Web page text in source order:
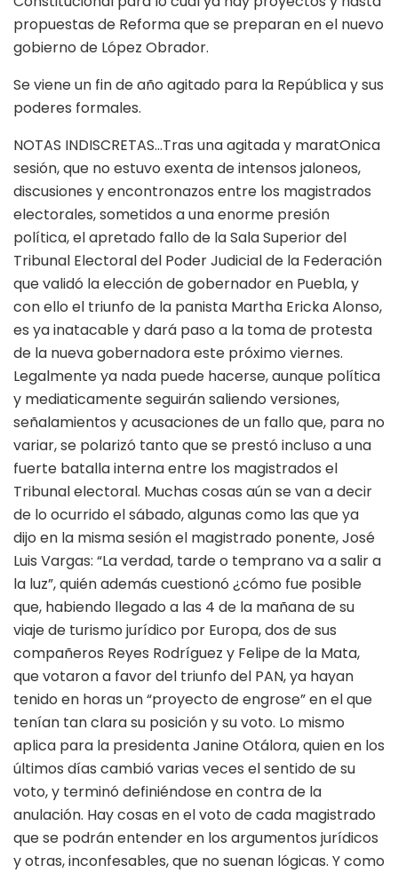
propuestas de Reforma que se preparan en el nuevo
gobierno de López Obrador.
Se viene un fin de año agitado para la República y sus
poderes formales.
NOTAS INDISCRETAS…Tras una agitada y maratOnica
sesión, que no estuvo exenta de intensos jaloneos,
discusiones y encontronazos entre los magistrados
electorales, sometidos a una enorme presión
política, el apretado fallo de la Sala Superior del
Tribunal Electoral del Poder Judicial de la Federación
que validó la elección de gobernador en Puebla, y
con ello el triunfo de la panista Martha Ericka Alonso,
es ya inatacable y dará paso a la toma de protesta
de la nueva gobernadora este próximo viernes.
Legalmente ya nada puede hacerse, aunque política
y mediaticamente seguirán saliendo versiones,
señalamientos y acusaciones de un fallo que, para no
variar, se polarizó tanto que se prestó incluso a una
fuerte batalla interna entre los magistrados el
Tribunal electoral. Muchas cosas aún se van a decir
de lo ocurrido el sábado, algunas como las que ya
dijo en la misma sesión el magistrado ponente, José
Luis Vargas: “La verdad, tarde o temprano va a salir a
la luz”, quién además cuestionó ¿cómo fue posible
que, habiendo llegado a las 4 de la mañana de su
viaje de turismo jurídico por Europa, dos de sus
compañeros Reyes Rodríguez y Felipe de la Mata,
que votaron a favor del triunfo del PAN, ya hayan
tenido en horas un “proyecto de engrose” en el que
tenían tan clara su posición y su voto. Lo mismo
aplica para la presidenta Janine Otálora, quien en los
últimos días cambió varias veces el sentido de su
voto, y terminó definiéndose en contra de la
anulación. Hay cosas en el voto de cada magistrado
que se podrán entender en los argumentos jurídicos
y otras, inconfesables, que no suenan lógicas. Y como